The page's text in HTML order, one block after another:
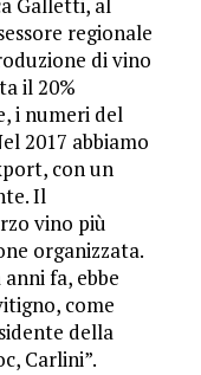
Galletti, al
re­gionale
di vino
il 20%
i numeri del
2017 abbiamo
con un
Il
vino più
or­ganizzata.
fa, ebbe
come
della
Carli­ni”.